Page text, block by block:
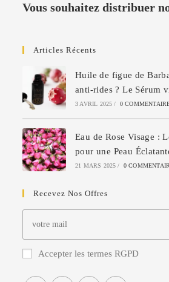
Vous souhaitez distribuer
Articles Récents
Huile de figue de
anti-rides ? Le Sérum
3 AVRIL 2025 / 0
Eau de Rose Visage :
pour une Peau
21 MARS 2025 / 0
Recevez Nos Offres
Accepter les termes RGPD